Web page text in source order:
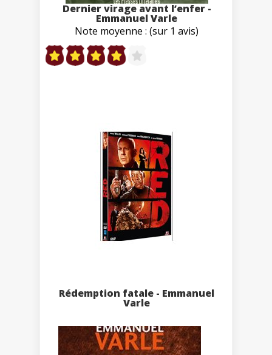
Dernier virage avant l’enfer -
Emmanuel Varle
Note moyenne : (sur 1 avis)
Rédemption fatale - Emmanuel
Varle